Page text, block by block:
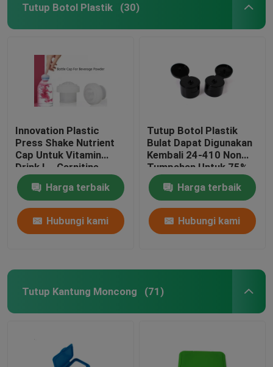
Tutup Botol Plastik (30)
Innovation Plastic
Press Shake Nutrient
Cap Untuk Vitamin
Drink L - Carnitine
Packaging
Harga terbaik
Hubungi kami
Tutup Botol Plastik
Bulat Dapat Digunakan
Kembali 24-410 Non
Tumpahan Untuk 75%
Botol Pembersih
Tangan Achohol
Harga terbaik
Hubungi kami
Tutup Kantung Moncong (71)